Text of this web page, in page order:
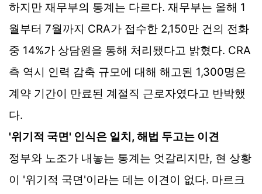
하지만 재무부의 통계는 다르다. 재무부는 올해 1
월부터 7월까지 CRA가 접수한 2,150만 건의 전화
중 14%가 상담원을 통해 처리됐다고 밝혔다. CRA
측 역시 인력 감축 규모에 대해 해고된 1,300명은
계약 기간이 만료된 계절직 근로자였다고 반박했
다.
'위기적 국면' 인식은 일치, 해법 두고는 이견
정부와 노조가 내놓는 통계는 엇갈리지만, 현 상황
이 '위기적 국면'이라는 데는 이견이 없다. 마르크